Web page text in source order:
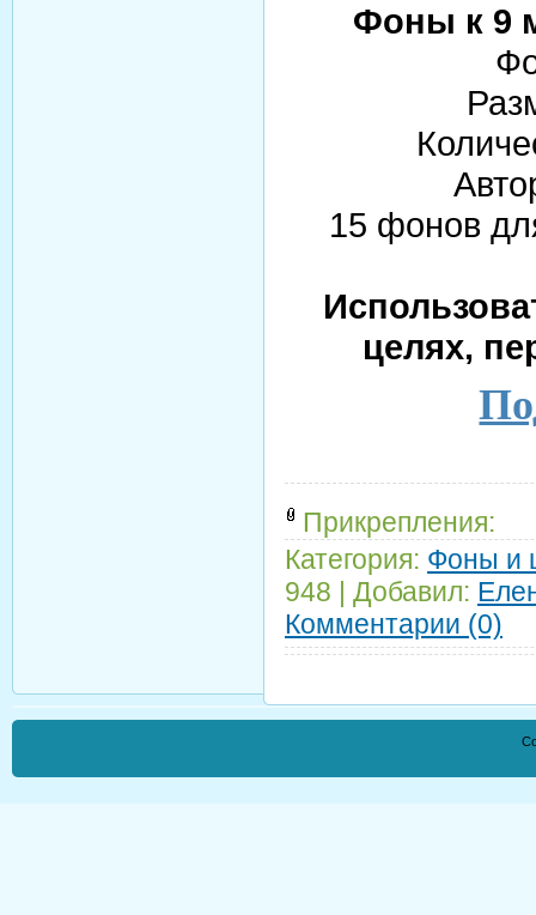
Фоны к 9
15 фонов
целях,
Прикрепления:
Категория: Фоны и
948
Добавил:
Комментарии (0)